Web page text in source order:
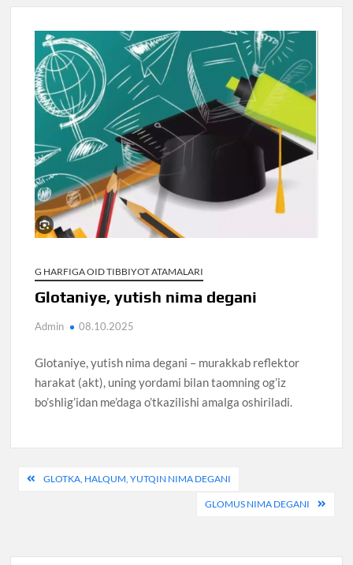
G HARFIGA OID TIBBIYOT ATAMALARI
Glotaniye, yutish nima degani
Admin 08.10.2025
Glotaniye, yutish nima degani – murakkab reflektor
harakat (akt), uning yordami bilan taomning og’iz
bo’shlig’idan me’daga o’tkazilishi amalga oshiriladi.
PostGLOTKA, HALQUM, YUTQIN NIMA DEGANI
GLOMUS NIMA DEGANI